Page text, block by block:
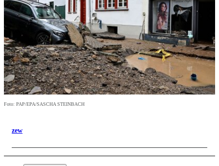
Foto: PAP/EPA/SASCHA STEINBACH
zew